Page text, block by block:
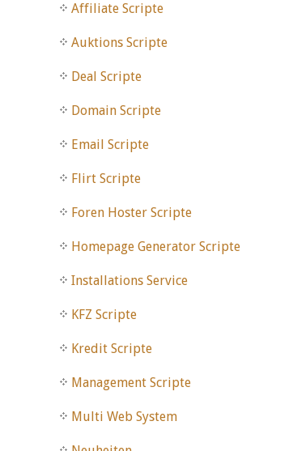
Affiliate Scripte
Auktions Scripte
Deal Scripte
Domain Scripte
Email Scripte
Flirt Scripte
Foren Hoster Scripte
Homepage Generator Scripte
Installations Service
KFZ Scripte
Kredit Scripte
Management Scripte
Multi Web System